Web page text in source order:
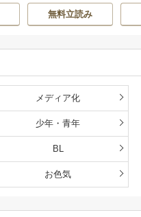
めの実験をはじめ
ることにした。
無料立読み
メディア化
少年・青年
BL
お色気